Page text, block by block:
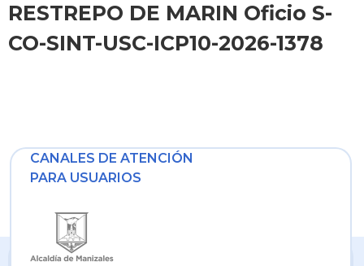
RESTREPO DE MARIN Oficio S-
CO-SINT-USC-ICP10-2026-1378
CANALES DE ATENCIÓN
PARA USUARIOS